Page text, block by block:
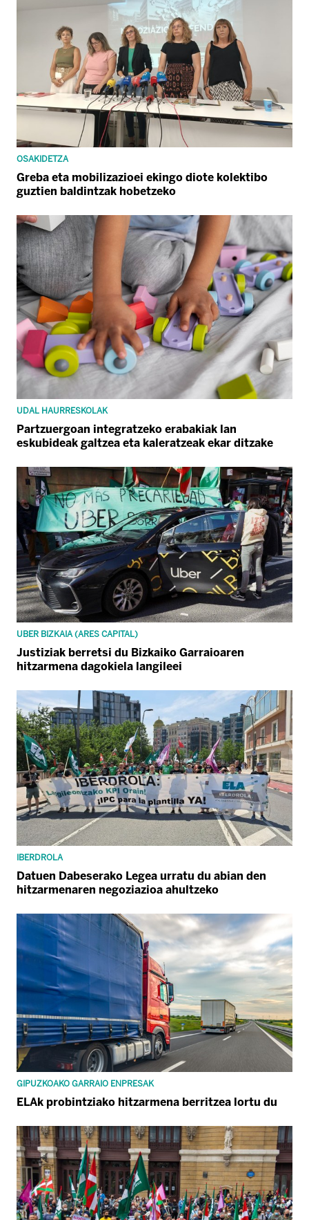
OSAKIDETZA
Greba eta mobilizazioei ekingo diote kolektibo
guztien baldintzak hobetzeko
UDAL HAURRESKOLAK
Partzuergoan integratzeko erabakiak lan
eskubideak galtzea eta kaleratzeak ekar ditzake
UBER BIZKAIA (ARES CAPITAL)
Justiziak berretsi du Bizkaiko Garraioaren
hitzarmena dagokiela langileei
IBERDROLA
Datuen Dabeserako Legea urratu du abian den
hitzarmenaren negoziazioa ahultzeko
GIPUZKOAKO GARRAIO ENPRESAK
ELAk probintziako hitzarmena berritzea lortu du